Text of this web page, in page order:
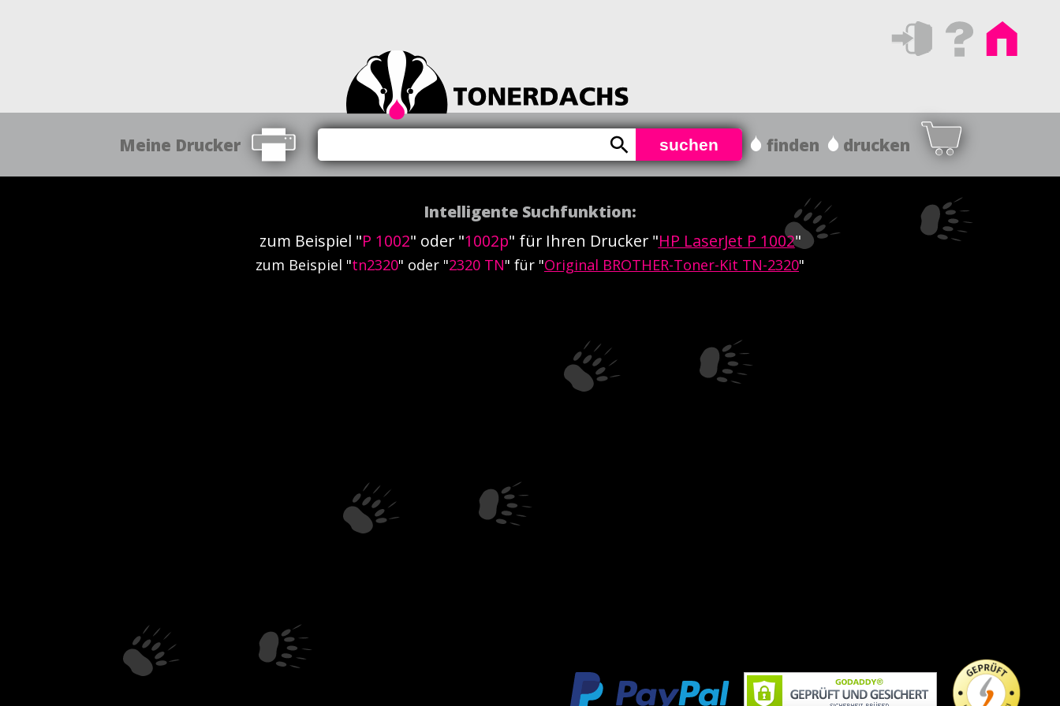
Meine Drucker suchen finden drucken
Intelligente Suchfunktion:
zum Beispiel "P 1002" oder "1002p" für Ihren Drucker "HP LaserJet P 1002"
zum Beispiel "tn2320" oder "2320 TN" für "Original BROTHER-Toner-Kit TN-2320"